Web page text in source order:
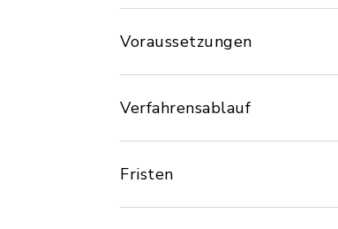
Voraussetzungen
Verfahrensablauf
Fristen